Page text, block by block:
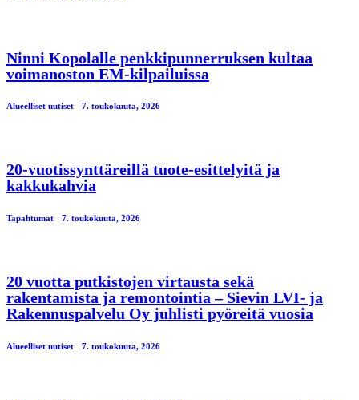
Ninni Kopolalle penkkipunnerruksen kultaa
voimanoston EM-kilpailuissa
Alueelliset uutiset 7. toukokuuta, 2026
20-vuotissynttäreillä tuote-esittelyitä ja
kakkukahvia
Tapahtumat 7. toukokuuta, 2026
20 vuotta putkistojen virtausta sekä
rakentamista ja remontointia – Sievin LVI- ja
Rakennuspalvelu Oy juhlisti pyöreitä vuosia
Alueelliset uutiset 7. toukokuuta, 2026